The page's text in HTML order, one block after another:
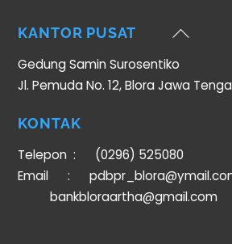
Back
KANTOR PUSAT
Gedung Samin Surosentiko
Jl. Pemuda No. 12, Blora Jawa
KONTAK
Telepon : (0296) 525080
Email :
bankbloraartha@gmail.com